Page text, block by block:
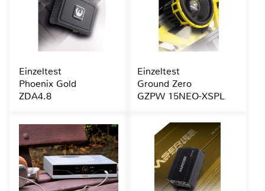
Einzeltest
Phoenix Gold
ZDA4.8
Einzeltest
Ground Zero
GZPW 15NEO-XSPL